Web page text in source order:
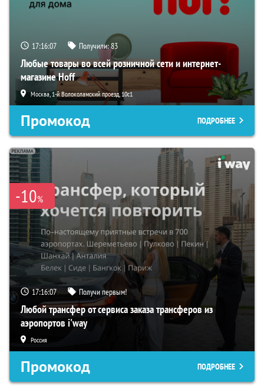
17:16:06 Получили:83
Любые товары во всей розничной сети и интернет-
магазине Hoff
Москва, 1-й Волоколамский проезд, 10с1
Промокод ПОДРОБНЕЕ
-10%
17:16:06 Получи первым!
Любой трансфер от сервиса заказа трансферов из
аэропортов i'way
Россия
Промокод ПОДРОБНЕЕ